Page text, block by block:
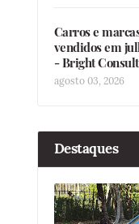
Carros e
vendidos em
- Bright
agosto 03, 2026
Destaques